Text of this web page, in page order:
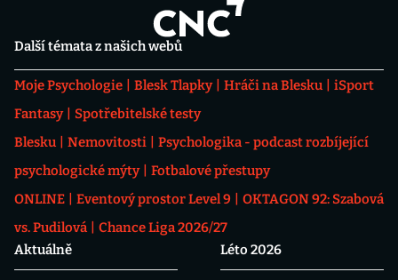
Další témata z našich webů
Moje Psychologie Blesk Tlapky Hráči na Blesku
iSport
Fantasy
Spotřebitelské testy
Blesku
Nemovitosti
Psychologika - podcast rozbíjející
psychologické mýty
Fotbalové přestupy
ONLINE
Eventový prostor Level 9
OKTAGON 92: Szabová
vs. Pudilová
Chance Liga 2026/27
Aktuálně
Léto 2026